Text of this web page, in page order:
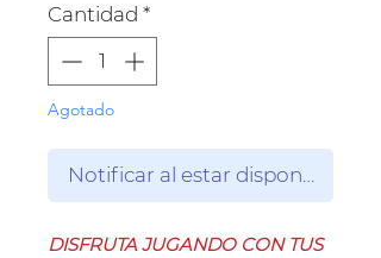
Cantidad *
Agotado
Notificar al estar disponible
DISFRUTA JUGANDO CON TUS